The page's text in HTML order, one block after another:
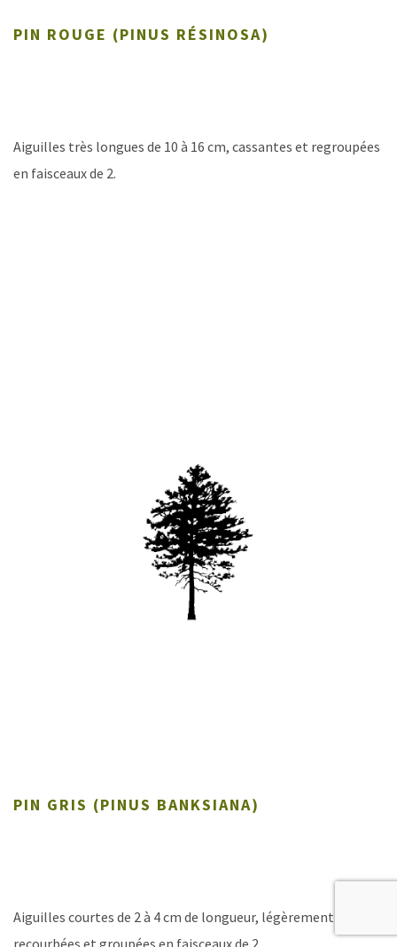
PIN ROUGE (PINUS RÉSINOSA)
Aiguilles très longues de 10 à 16 cm, cassantes et regroupées
en faisceaux de 2.
PIN GRIS (PINUS BANKSIANA)
Aiguilles courtes de 2 à 4 cm de longueur, légèrement